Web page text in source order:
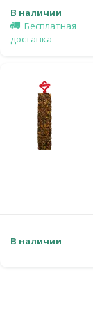
В наличии
Бесплатная
доставка
В наличии